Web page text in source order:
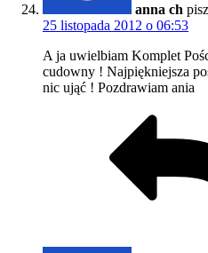
anna ch
25 listopada 2012 o 06:53
A ja uwielbiam Komplet
cudowny ! Najpiękniejsza
nic ująć ! Pozdrawiam ania